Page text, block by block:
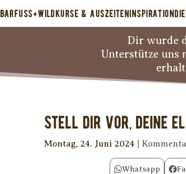
BARFUSS+WILDKURSE & AUSZEITENINSPIRATION
Dir wurde
Unterstütze uns
Stell Dir vor, Deine
Montag, 24. Juni 2024
Whatsapp